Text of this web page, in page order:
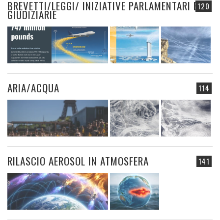
120
BREVETTI/LEGGI/ INIZIATIVE PARLAMENTARI E
GIUDIZIARIE
114
ARIA/ACQUA
141
RILASCIO AEROSOL IN ATMOSFERA